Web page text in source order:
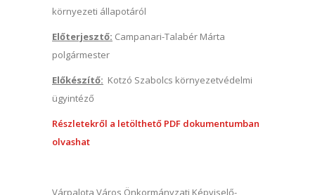
környezeti állapotáról
Előterjesztő: Campanari-Talabér Márta
polgármester
Előkészítő: Kotzó Szabolcs környezetvédelmi
ügyintéző
Részletekről a letölthető PDF dokumentumban
olvashat
Várpalota Város Önkormányzati Képviselő-